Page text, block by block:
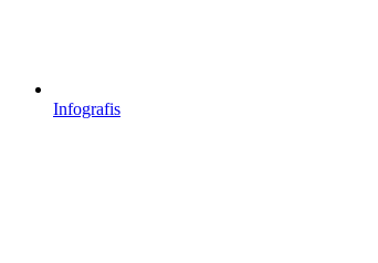
Infografis